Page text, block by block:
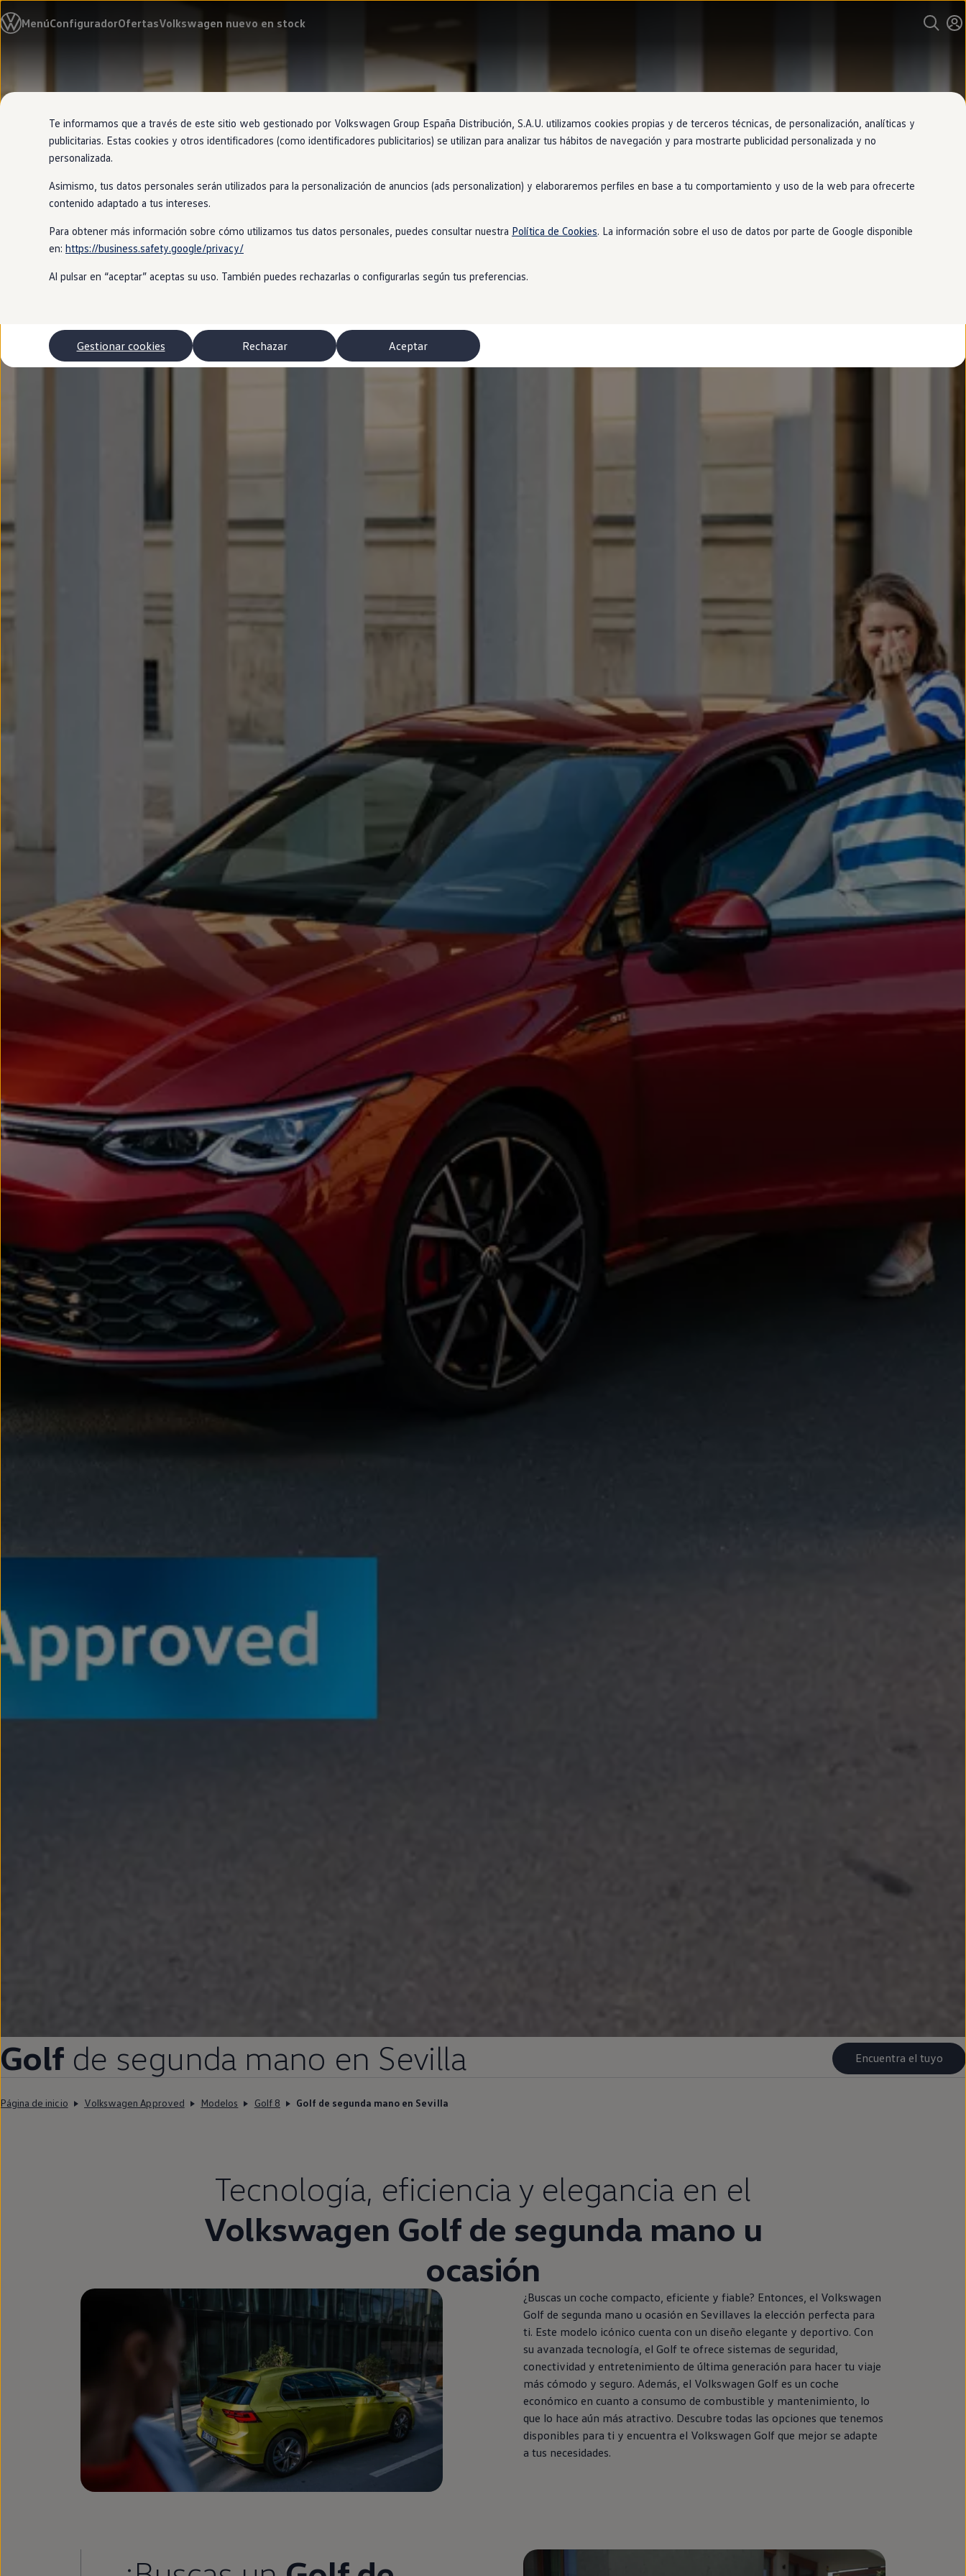
directamente
directamente
página
MenúConfiguradorOfertasVolkswagen nuevo en stock
Modelos y configurador
Nuevo ID. Cross
Volkswagen nuevo en stock
Volkswagen de ocasión
Financiación
My Way
Seguros
Empresas
Autoescuelas
Más sobre eléctricos
Más sobre híbridos
Plan Auto +
Etiquetas DGT
Simulador de autonomía, carga y ahorro
Soluciones de carga
Autonomía
Clientes y posventa
Club Volkswagen
Ofertas posventa
Actualizaciones del software, los mapas y las emisoras de radio
Mantenimiento y reparaciones
Revisiones e ITV
Aire acondicionado y filtros
Faros y lunas
Recambios Volkswagen
Personalización
Información sobre EA189
Accede a My Volkswagen
Todo sobre tu Volkswagen
Información sobre Diésel XTL
Suscripción de mantenimiento Long Drive
Modelos anteriores
Beetle
Scirocco
Jetta
Sharan
Golf
Polo
Passat
Touareg
Asistencia en carretera
Golf de segunda mano en Sevilla Encuentra el tuyo
Página de inicio Volkswagen Approved Modelos Golf 8 Golf de segunda mano en Sevilla
Tecnología, eficiencia y elegancia en el
Volkswagen Golfde segunda mano u
ocasión
¿Buscas un coche compacto, eficiente y fiable? Entonces, el Volkswagen
Golfde segunda mano u ocasión en Sevillaves la elección perfecta para
ti. Este modelo icónico cuenta con un diseño elegante y deportivo. Con
su avanzada tecnología, el Golfte ofrece sistemas de seguridad,
conectividad y entretenimiento de última generación para hacer tu viaje
más cómodo y seguro. Además, el Volkswagen Golfes un coche
económico en cuanto a consumo de combustible y mantenimiento, lo
que lo hace aún más atractivo. Descubre todas las opciones que tenemos
disponibles para ti y encuentra el Volkswagen Golfque mejor se adapte
a tus necesidades.
Te informamos que a través de este sitio web gestionado por Volkswagen Group España Distribución, S.A.U. utilizamos cookies propias y de terceros técnicas, de personalización, analíticas y
publicitarias. Estas cookies y otros identificadores (como identificadores publicitarios) se utilizan para analizar tus hábitos de navegación y para mostrarte publicidad personalizada y no
personalizada.
Asimismo, tus datos personales serán utilizados para la personalización de anuncios (ads personalization) y elaboraremos perfiles en base a tu comportamiento y uso de la web para ofrecerte
contenido adaptado a tus intereses.
Para obtener más información sobre cómo utilizamos tus datos personales, puedes consultar nuestra Política de Cookies. La información sobre el uso de datos por parte de Google disponible
en: https://business.safety.google/privacy/
Al pulsar en “aceptar” aceptas su uso. También puedes rechazarlas o configurarlas según tus preferencias.
Aceptar
Rechazar
Gestionar cookies